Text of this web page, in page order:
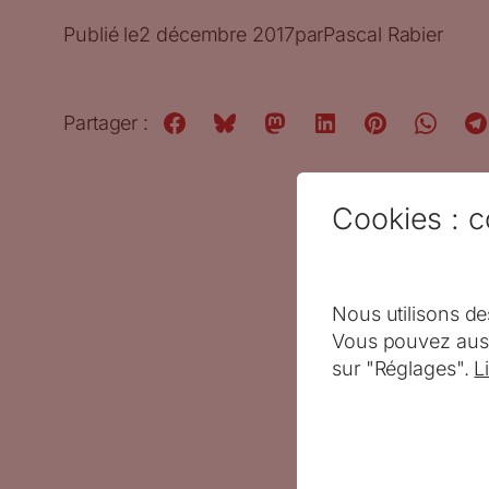
Publié le2 décembre 2017parPascal Rabier
Partager :
Cookies :
Nous utilisons
Vous pouvez
sur "Réglages".